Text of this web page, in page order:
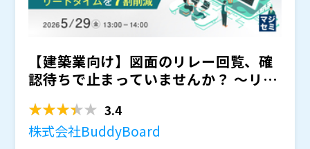
増大させている大きな要因のひとつです。
本セミナーでは、統合型プロジェクト・ナレッジ基盤で
ェクトを効率よく進めるための、生成AI×ナレッジ管理
の実践的アプローチを具体的にご紹介します。
ONES製品は、プロジェクト管理ツール『ONES Projec
タスク・課題・ドキュメント・議事録を横断的に管理で
きる統合プラットフォームです。
生成AI機能の活用により、タスク整理、進捗把握、関連
資料の即時検索、問い合わせ対応ナレッジの活用まで、
【建築業向け】図面のリレー回覧、確
認待ちで止まっていませんか？ ～リア
3.4
株式会社BuddyBoard